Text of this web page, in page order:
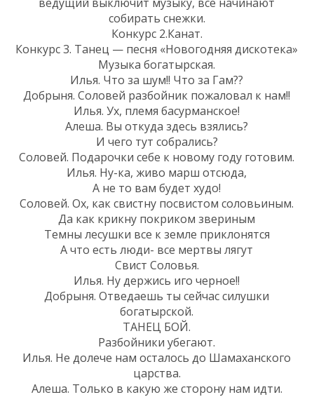
собирать снежки.
Конкурс 2.Канат.
Конкурс 3. Танец — песня «Новогодняя дискотека»
Музыка богатырская.
Илья. Что за шум!! Что за Гам??
Добрыня. Соловей разбойник пожаловал к нам!!
Илья. Ух, племя басурманское!
Алеша. Вы откуда здесь взялись?
И чего тут собрались?
Соловей. Подарочки себе к новому году готовим.
Илья. Ну-ка, живо марш отсюда,
А не то вам будет худо!
Соловей. Ох, как свистну посвистом соловьиным.
Да как крикну покриком звериным
Темны лесушки все к земле приклонятся
А что есть люди- все мертвы лягут
Свист Соловья.
Илья. Ну держись иго черное!!
Добрыня. Отведаешь ты сейчас силушки
богатырской.
ТАНЕЦ БОЙ.
Разбойники убегают.
Илья. Не долече нам осталось до Шамаханского
царства.
Алеша. Только в какую же сторону нам идти.